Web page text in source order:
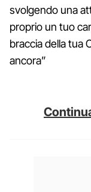
svolgendo una
proprio un tuo
braccia della tua
ancora”